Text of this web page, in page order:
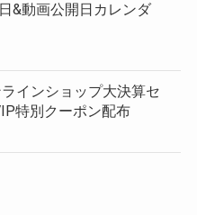
&動画公開日カレンダ
インショップ大決算セ
特別クーポン配布